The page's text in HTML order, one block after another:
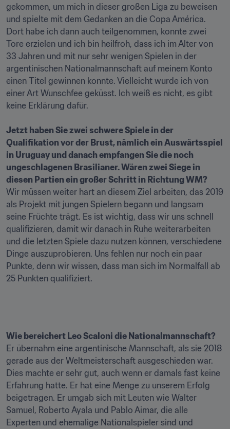
gekommen, um mich in dieser großen Liga zu beweisen
und spielte mit dem Gedanken an die Copa América.
Dort habe ich dann auch teilgenommen, konnte zwei
Tore erzielen und ich bin heilfroh, dass ich im Alter von
33 Jahren und mit nur sehr wenigen Spielen in der
argentinischen Nationalmannschaft auf meinem Konto
einen Titel gewinnen konnte. Vielleicht wurde ich von
einer Art Wunschfee geküsst. Ich weiß es nicht, es gibt
keine Erklärung dafür.
Jetzt haben Sie zwei schwere Spiele in der
Qualifikation vor der Brust, nämlich ein Auswärtsspiel
in Uruguay und danach empfangen Sie die noch
ungeschlagenen Brasilianer. Wären zwei Siege in
diesen Partien ein großer Schritt in Richtung WM?
Wir müssen weiter hart an diesem Ziel arbeiten, das 2019
als Projekt mit jungen Spielern begann und langsam
seine Früchte trägt. Es ist wichtig, dass wir uns schnell
qualifizieren, damit wir danach in Ruhe weiterarbeiten
und die letzten Spiele dazu nutzen können, verschiedene
Dinge auszuprobieren. Uns fehlen nur noch ein paar
Punkte, denn wir wissen, dass man sich im Normalfall ab
25 Punkten qualifiziert.
Wie bereichert Leo Scaloni die Nationalmannschaft?
Er übernahm eine argentinische Mannschaft, als sie 2018
gerade aus der Weltmeisterschaft ausgeschieden war.
Dies machte er sehr gut, auch wenn er damals fast keine
Erfahrung hatte. Er hat eine Menge zu unserem Erfolg
beigetragen. Er umgab sich mit Leuten wie Walter
Samuel, Roberto Ayala und Pablo Aimar, die alle
Experten und ehemalige Nationalspieler sind und